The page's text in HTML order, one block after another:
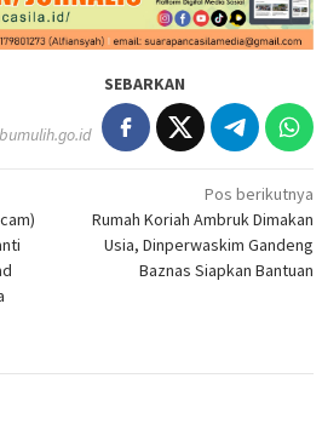
SEBARKAN
Pos berikutnya
Rumah Koriah Ambruk Dimakan
Usia, Dinperwaskim Gandeng
Baznas Siapkan Bantuan